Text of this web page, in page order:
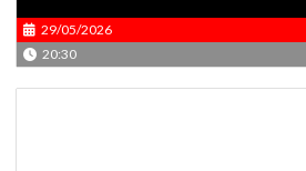
29/05/2026
20:30